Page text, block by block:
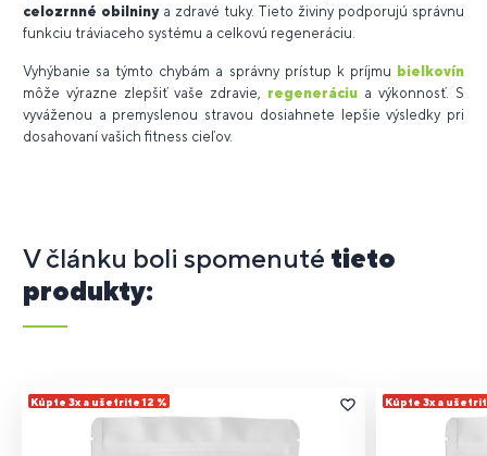
celozrnné obilninya zdravé tuky. Tieto živiny podporujú správnu
funkciu tráviaceho systému a celkovú regeneráciu.
Vyhýbanie sa týmto chybám a správny prístup k príjmu bielkovín
môže výrazne zlepšiť vaše zdravie, regeneráciu a výkonnosť. S
vyváženou a premyslenou stravou dosiahnete lepšie výsledky pri
dosahovaní vašich fitness cieľov.
V článku boli spomenuté tieto
produkty:
Kúpte 3x a ušetrite 12 % Kúpte 3x a